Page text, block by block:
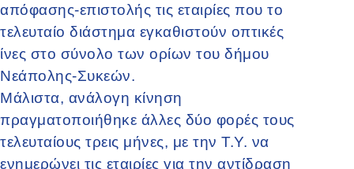
απόφασης-επιστολής τις εταιρίες που το
τελευταίο διάστημα εγκαθιστούν οπτικές
ίνες στο σύνολο των ορίων του δήμου
Νεάπολης-Συκεών.
Μάλιστα, ανάλογη κίνηση
πραγματοποιήθηκε άλλες δύο φορές τους
τελευταίους τρεις μήνες, με την Τ.Υ. να
ενημερώνει τις εταιρίες για την αντίδραση